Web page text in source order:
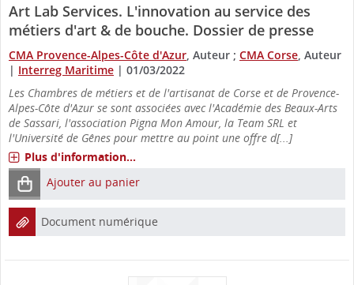
Art Lab Services. L'innovation au service des
métiers d'art & de bouche. Dossier de presse
CMA Provence-Alpes-Côte d'Azur , Auteur ; CMA Corse , Auteur
| Interreg Maritime | 01/03/2022
Les Chambres de métiers et de l'artisanat de Corse et de Provence-
Alpes-Côte d'Azur se sont associées avec l'Académie des Beaux-Arts
de Sassari, l'association Pigna Mon Amour, la Team SRL et
l'Université de Gênes pour mettre au point une offre d[...]
Plus d'information...
Ajouter au panier
Document numérique